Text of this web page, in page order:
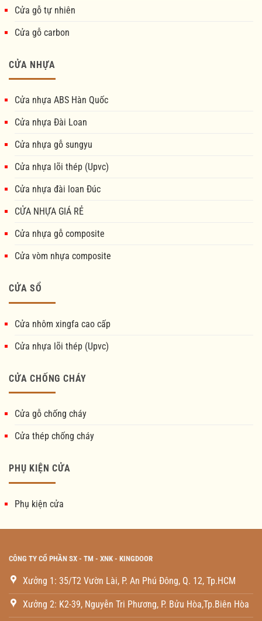
Cửa gỗ tự nhiên
Cửa gỗ carbon
CỬA NHỰA
Cửa nhựa ABS Hàn Quốc
Cửa nhựa Đài Loan
Cửa nhựa gỗ sungyu
Cửa nhựa lõi thép (Upvc)
Cửa nhựa đài loan Đúc
CỬA NHỰA GIÁ RẺ
Cửa nhựa gỗ composite
Cửa vòm nhựa composite
CỬA SỔ
Cửa nhôm xingfa cao cấp
Cửa nhựa lõi thép (Upvc)
CỬA CHỐNG CHÁY
Cửa gỗ chống cháy
Cửa thép chống cháy
PHỤ KIỆN CỬA
Phụ kiện cửa
CÔNG TY CỔ PHẦN SX - TM - XNK - KINGDOOR
Xưởng 1: 35/T2 Vườn Lài, P. An Phú Đông, Q. 12, Tp.HCM
Xưởng 2: K2-39, Nguyễn Tri Phương, P. Bửu Hòa,Tp.Biên Hòa